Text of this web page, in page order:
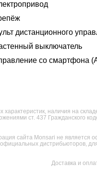
дистанционного
выключатель
со смартфона
наличия на
ст. 437 Гражданского
сайта Monsari не является
дистрибьюторов,
Доставка и